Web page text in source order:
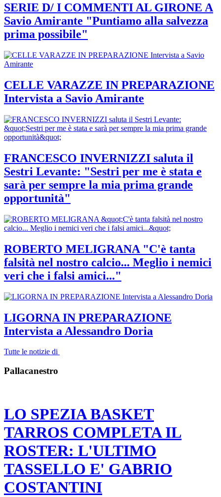
SERIE D/ I COMMENTI AL GIRONE A
Savio Amirante "Puntiamo alla salvezza
prima possibile"
CELLE VARAZZE IN PREPARAZIONE
Intervista a Savio Amirante
FRANCESCO INVERNIZZI saluta il
Sestri Levante: "Sestri per me è stata e
sarà per sempre la mia prima grande
opportunità"
ROBERTO MELIGRANA "C'è tanta
falsità nel nostro calcio... Meglio i nemici
veri che i falsi amici..."
LIGORNA IN PREPARAZIONE
Intervista a Alessandro Doria
Tutte le notizie di
Pallacanestro
LO SPEZIA BASKET
TARROS COMPLETA IL
ROSTER: L'ULTIMO
TASSELLO E' GABRIO
COSTANTINI